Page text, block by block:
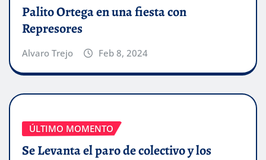
Palito Ortega en una fiesta con
Represores
Alvaro Trejo Feb 8, 2024
ÚLTIMO MOMENTO
Se Levanta el paro de colectivo y los